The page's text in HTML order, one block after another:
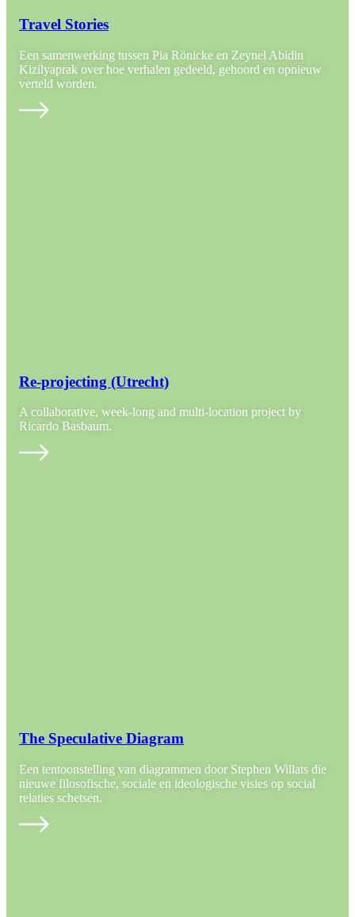
Travel Stories
Een samenwerking tussen Pia Rönicke en Zeynel Abidin
Kizilyaprak over hoe verhalen gedeeld, gehoord en opnieuw
verteld worden.
Re-projecting (Utrecht)
A collaborative, week-long and multi-location project by
Ricardo Basbaum.
The Speculative Diagram
Een tentoonstelling van diagrammen door Stephen Willats die
nieuwe filosofische, sociale en ideologische visies op social
relaties schetsen.